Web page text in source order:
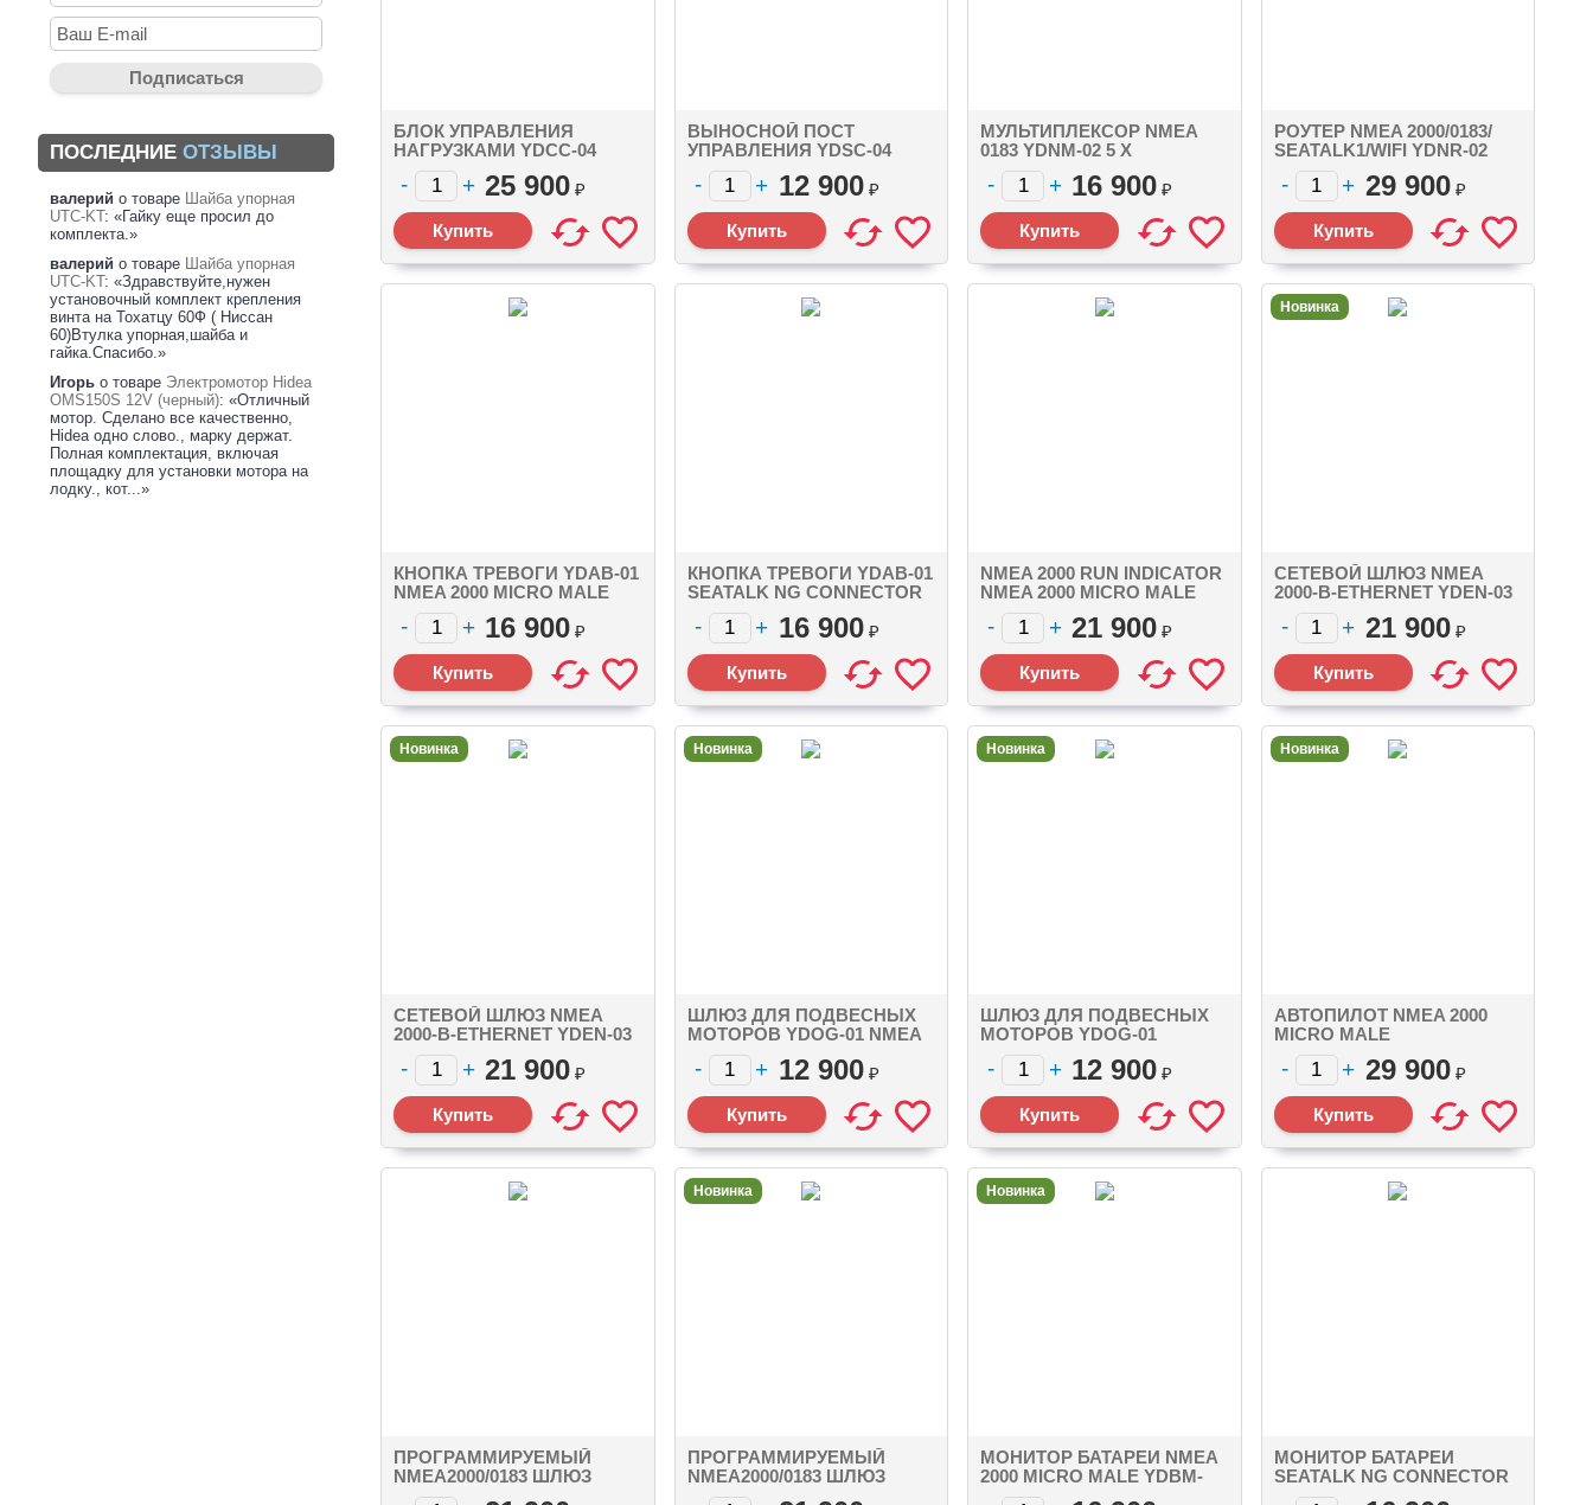
ПОСЛЕДНИЕ ОТЗЫВЫ
валерий о товаре Шайба упорная
UTC-KT: «Гайку еще просил до
комплекта.»
валерий о товаре Шайба упорная
UTC-KT: «Здравствуйте,нужен
установочный комплект крепления
винта на Тохатцу 60Ф ( Ниссан
60)Втулка упорная,шайба и
гайка.Спасибо.»
Игорь о товаре Электромотор Hidea
OMS150S 12V (черный): «Отличный
мотор. Сделано все качественно,
Hidea одно слово., марку держат.
Полная комплектация, включая
площадку для установки мотора на
лодку., кот...»
БЛОК УПРАВЛЕНИЯ
НАГРУЗКАМИ YDCC-04
NMEA 2000 MICRO MALE, 4
X BISTABLE RELAY
25 900 ₽
ВЫНОСНОЙ ПОСТ
УПРАВЛЕНИЯ YDSC-04
NMEA 2000 MICRO MALE, 10
WIRE TERMINALS
12 900 ₽
МУЛЬТИПЛЕКСОР NMEA
0183 YDNM-02 5 X
NMEA0183, SEATALK
16 900 ₽
РОУТЕР NMEA 2000/0183/
SEATALK1/WIFI YDNR-02
NMEA 2000 MICRO MALE, 2
X NMEA0183, SEATALK
29 900 ₽
КНОПКА ТРЕВОГИ YDAB-01
NMEA 2000 MICRO MALE
16 900 ₽
КНОПКА ТРЕВОГИ YDAB-01
SEATALK NG CONNECTOR
16 900 ₽
NMEA 2000 RUN INDICATOR
NMEA 2000 MICRO MALE
21 900 ₽
Новинка
СЕТЕВОЙ ШЛЮЗ NMEA
2000-В-ETHERNET YDEN-03
NMEA 2000 MICRO MALE,
RJ45 FEMALE21 900 ₽
Новинка
СЕТЕВОЙ ШЛЮЗ NMEA
2000-В-ETHERNET YDEN-03
SEATALK NG CONNECTOR,
RJ45 FEMALE21 900 ₽
Новинка
ШЛЮЗ ДЛЯ ПОДВЕСНЫХ
МОТОРОВ YDOG-01 NMEA
2000 MICRO MALE
12 900 ₽
Новинка
ШЛЮЗ ДЛЯ ПОДВЕСНЫХ
МОТОРОВ YDOG-01
SEATALK NG CONNECTOR
12 900 ₽
Новинка
АВТОПИЛОТ NMEA 2000
MICRO MALE
29 900 ₽
ПРОГРАММИРУЕМЫЙ
NMEA2000/0183 ШЛЮЗ
YDPG-01 NMEA 2000 MICRO
Новинка
ПРОГРАММИРУЕМЫЙ
NMEA2000/0183 ШЛЮЗ
YDPG-01 SEATALK NG
Новинка
МОНИТОР БАТАРЕИ NMEA
2000 MICRO MALE YDBM-
02N
МОНИТОР БАТАРЕИ
SEATALK NG CONNECTOR